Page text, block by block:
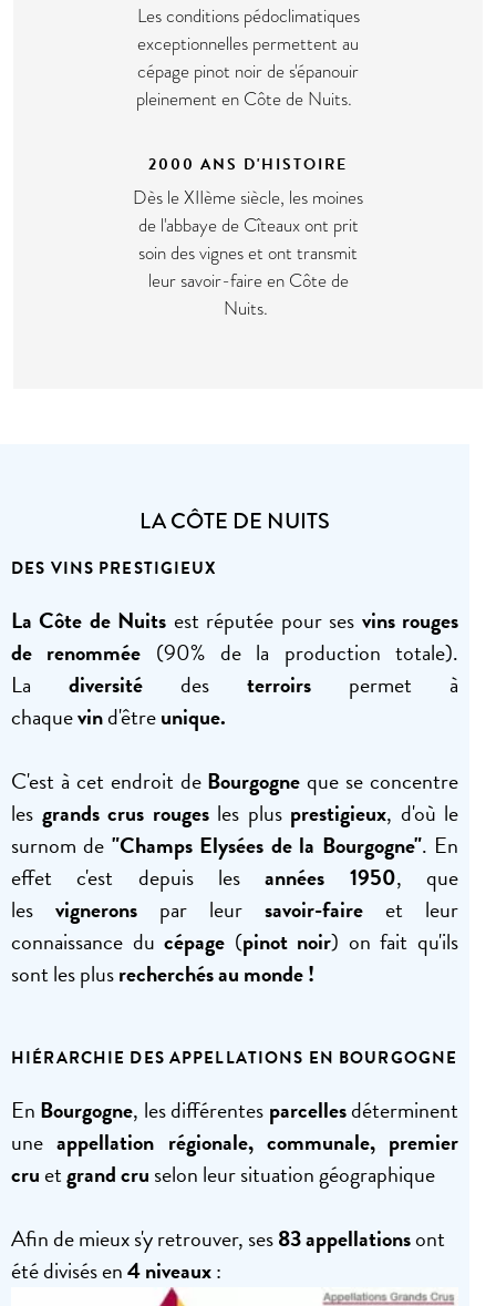
Les conditions pédoclimatiques
exceptionnelles permettent au
cépage pinot noir de s'épanouir
pleinement en Côte de Nuits.
2000 ANS D'HISTOIRE
Dès le XIIème siècle, les moines
de l'abbaye de Cîteaux ont prit
soin des vignes et ont transmit
leur savoir-faire en Côte de
Nuits.
LA CÔTE DE NUITS
DES VINS PRESTIGIEUX
La Côte de Nuits est réputée pour ses vins rouges
de renommée (90% de la production totale).
La diversité des terroirs permet à
chaquevind'êtreunique.
C'est à cet endroit de Bourgogne que se concentre
les grands crus rougesles plus prestigieux, d'où le
surnom de "Champs Elysées de la Bourgogne". En
effet c'est depuis lesannées 1950, que
les vignerons par leur savoir-faire et leur
connaissance ducépage (pinot noir) on fait qu'ils
sont les plusrecherchés au monde !
HIÉRARCHIE DES APPELLATIONS EN BOURGOGNE
En Bourgogne, les différentes parcellesdéterminent
uneappellation régionale, communale, premier
cruetgrand cru selon leur situation géographique
Afin de mieux s'y retrouver, ses83 appellationsont
été divisés en4 niveaux: